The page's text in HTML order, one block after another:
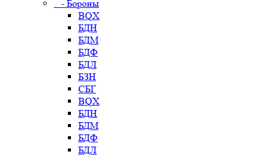
- Бороны
BQX
БДН
БДМ
БДФ
БДЛ
БЗН
СБГ
BQX
БДН
БДМ
БДФ
БДЛ